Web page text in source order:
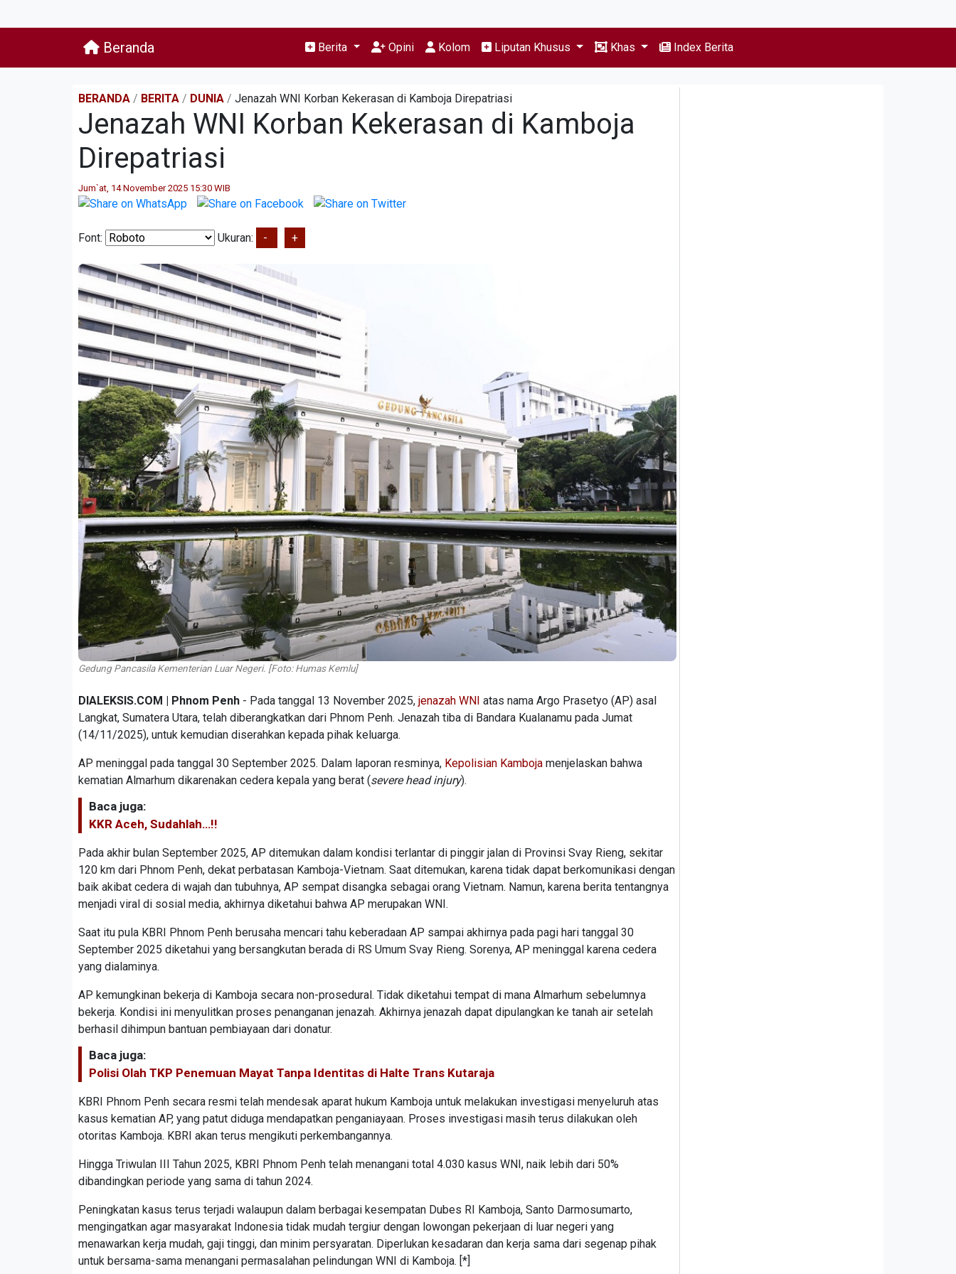
Beranda Berita Opini Kolom Liputan Khusus Khas Index Berita
BERANDA / BERITA / DUNIA / Jenazah WNI Korban Kekerasan di Kamboja Direpatriasi
Jenazah WNI Korban Kekerasan di Kamboja
Direpatriasi
Jum`at, 14 November 2025 15:30 WIB
Font: Ukuran: - +
Gedung Pancasila Kementerian Luar Negeri. [Foto: Humas Kemlu]
DIALEKSIS.COM | Phnom Penh - Pada tanggal 13 November 2025, jenazah WNI atas nama Argo Prasetyo (AP) asal
Langkat, Sumatera Utara, telah diberangkatkan dari Phnom Penh. Jenazah tiba di Bandara Kualanamu pada Jumat
(14/11/2025), untuk kemudian diserahkan kepada pihak keluarga.
AP meninggal pada tanggal 30 September 2025. Dalam laporan resminya, Kepolisian Kamboja menjelaskan bahwa
kematian Almarhum dikarenakan cedera kepala yang berat (severe head injury).
Baca juga:
KKR Aceh, Sudahlah…!!
Pada akhir bulan September 2025, AP ditemukan dalam kondisi terlantar di pinggir jalan di Provinsi Svay Rieng, sekitar
120 km dari Phnom Penh, dekat perbatasan Kamboja-Vietnam. Saat ditemukan, karena tidak dapat berkomunikasi dengan
baik akibat cedera di wajah dan tubuhnya, AP sempat disangka sebagai orang Vietnam. Namun, karena berita tentangnya
menjadi viral di sosial media, akhirnya diketahui bahwa AP merupakan WNI.
Saat itu pula KBRI Phnom Penh berusaha mencari tahu keberadaan AP sampai akhirnya pada pagi hari tanggal 30
September 2025 diketahui yang bersangkutan berada di RS Umum Svay Rieng. Sorenya, AP meninggal karena cedera
yang dialaminya.
AP kemungkinan bekerja di Kamboja secara non-prosedural. Tidak diketahui tempat di mana Almarhum sebelumnya
bekerja. Kondisi ini menyulitkan proses penanganan jenazah. Akhirnya jenazah dapat dipulangkan ke tanah air setelah
berhasil dihimpun bantuan pembiayaan dari donatur.
Baca juga:
Polisi Olah TKP Penemuan Mayat Tanpa Identitas di Halte Trans Kutaraja
KBRI Phnom Penh secara resmi telah mendesak aparat hukum Kamboja untuk melakukan investigasi menyeluruh atas
kasus kematian AP, yang patut diduga mendapatkan penganiayaan. Proses investigasi masih terus dilakukan oleh
otoritas Kamboja. KBRI akan terus mengikuti perkembangannya.
Hingga Triwulan III Tahun 2025, KBRI Phnom Penh telah menangani total 4.030 kasus WNI, naik lebih dari 50%
dibandingkan periode yang sama di tahun 2024.
Peningkatan kasus terus terjadi walaupun dalam berbagai kesempatan Dubes RI Kamboja, Santo Darmosumarto,
mengingatkan agar masyarakat Indonesia tidak mudah tergiur dengan lowongan pekerjaan di luar negeri yang
menawarkan kerja mudah, gaji tinggi, dan minim persyaratan. Diperlukan kesadaran dan kerja sama dari segenap pihak
untuk bersama-sama menangani permasalahan pelindungan WNI di Kamboja. [*]